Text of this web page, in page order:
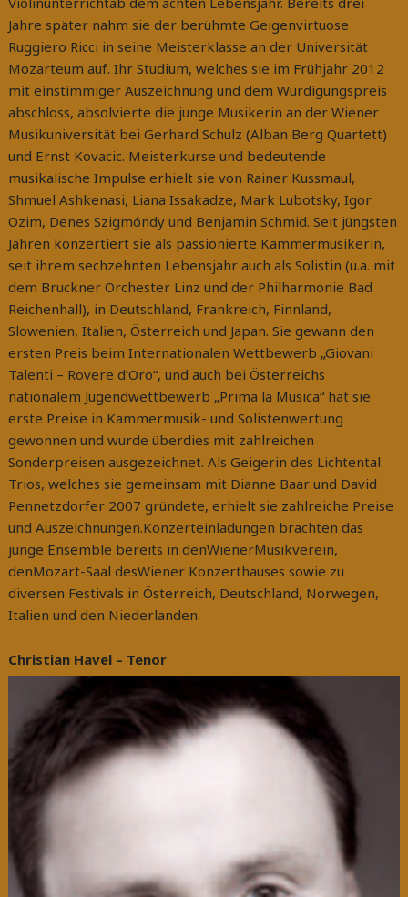
Jahre später nahm sie der berühmte Geigenvirtuose
Ruggiero Ricci in seine Meisterklasse an der Universität
Mozarteum auf. Ihr Studium, welches sie im Frühjahr 2012
mit einstimmiger Auszeichnung und dem Würdigungspreis
abschloss, absolvierte die junge Musikerin an der Wiener
Musikuniversität bei Gerhard Schulz (Alban Berg Quartett)
und Ernst Kovacic. Meisterkurse und bedeutende
musikalische Impulse erhielt sie von Rainer Kussmaul,
Shmuel Ashkenasi, Liana Issakadze, Mark Lubotsky, Igor
Ozim, Denes Szigmóndy und Benjamin Schmid. Seit jüngsten
Jahren konzertiert sie als passionierte Kammermusikerin,
seit ihrem sechzehnten Lebensjahr auch als Solistin (u.a. mit
dem Bruckner Orchester Linz und der Philharmonie Bad
Reichenhall), in Deutschland, Frankreich, Finnland,
Slowenien, Italien, Österreich und Japan. Sie gewann den
ersten Preis beim Internationalen Wettbewerb „Giovani
Talenti – Rovere d’Oro“, und auch bei Österreichs
nationalem Jugendwettbewerb „Prima la Musica“ hat sie
erste Preise in Kammermusik- und Solistenwertung
gewonnen und wurde überdies mit zahlreichen
Sonderpreisen ausgezeichnet. Als Geigerin des Lichtental
Trios, welches sie gemeinsam mit Dianne Baar und David
Pennetzdorfer 2007 gründete, erhielt sie zahlreiche Preise
und Auszeichnungen.Konzerteinladungen brachten das
junge Ensemble bereits in denWienerMusikverein,
denMozart-Saal desWiener Konzerthauses sowie zu
diversen Festivals in Österreich, Deutschland, Norwegen,
Italien und den Niederlanden.
Christian Havel – Tenor